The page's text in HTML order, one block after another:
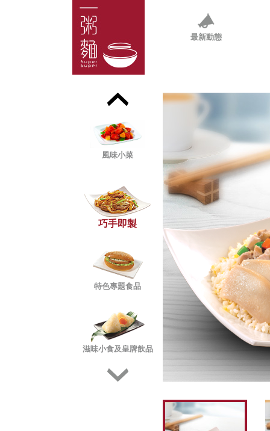
最新動態
大伙頭煲仔飯
香酥滋味菜飯
風味小菜
巧手即製
特色專題食品
滋味小食及皇牌飲品